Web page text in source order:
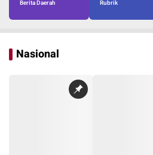
Berita Daerah Rubrik
Nasional